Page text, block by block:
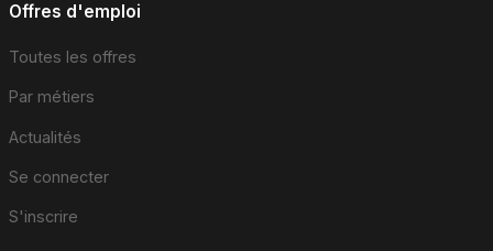
Offres d'emploi
Toutes les offres
Par métiers
Actualités
Se connecter
S'inscrire